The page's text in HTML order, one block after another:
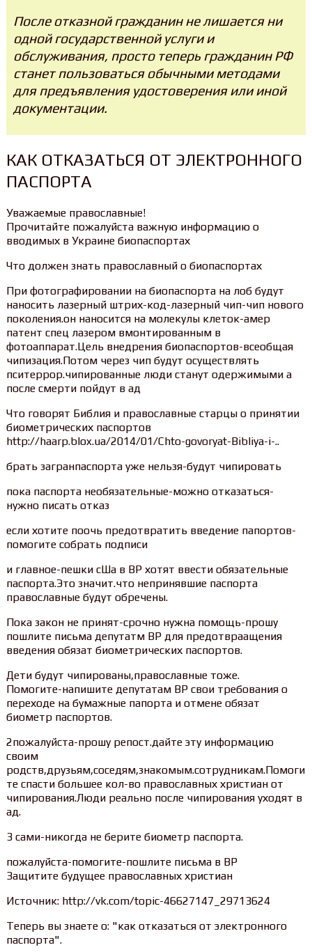
После отказной гражданин не лишается ни
одной государственной услуги и
обслуживания, просто теперь гражданин РФ
станет пользоваться обычными методами
для предъявления удостоверения или иной
документации.
КАК ОТКАЗАТЬСЯ ОТ ЭЛЕКТРОННОГО
ПАСПОРТА
Уважаемые православные!
Прочитайте пожалуйста важную информацию о
вводимых в Украине биопаспортах
Что должен знать православный о биопаспортах
При фотографировании на биопаспорта на лоб будут
наносить лазерный штрих-код-лазерный чип-чип нового
поколения.он наносится на молекулы клеток-амер
патент спец лазером вмонтированным в
фотоаппарат.Цель внедрения биопаспортов-всеобщая
чипизация.Потом через чип будут осуществлять
пситеррор.чипированные люди станут одержимыми а
после смерти пойдут в ад
Что говорят Библия и православные старцы о принятии
биометрических паспортов
http://haarp.blox.ua/2014/01/Chto-govoryat-Bibliya-i-..
брать загранпаспорта уже нельзя-будут чипировать
пока паспорта необязательные-можно отказаться-
нужно писать отказ
если хотите поочь предотвратить введение папортов-
помогите собрать подписи
и главное-пешки сШа в ВР хотят ввести обязательные
паспорта.Это значит.что непринявшие паспорта
православные будут обречены.
Пока закон не принят-срочно нужна помощь-прошу
пошлите письма депутатм ВР для предотвраащения
введения обязат биометрических паспортов.
Дети будут чипированы,православные тоже.
Помогите-напишите депутатам ВР свои требования о
переходе на бумажные папорта и отмене обязат
биометр паспортов.
2пожалуйста-прошу репост.дайте эту информацию
своим
родств,друзьям,соседям,знакомым.сотрудникам.Помоги
те спасти большее кол-во православных христиан от
чипирования.Люди реально после чипирования уходят в
ад.
3 сами-никогда не берите биометр паспорта.
пожалуйста-помогите-пошлите письма в ВР
Защитите будущее православных христиан
Источник: http://vk.com/topic-46627147_29713624
Теперь вы знаете о: "как отказаться от электронного
паспорта".